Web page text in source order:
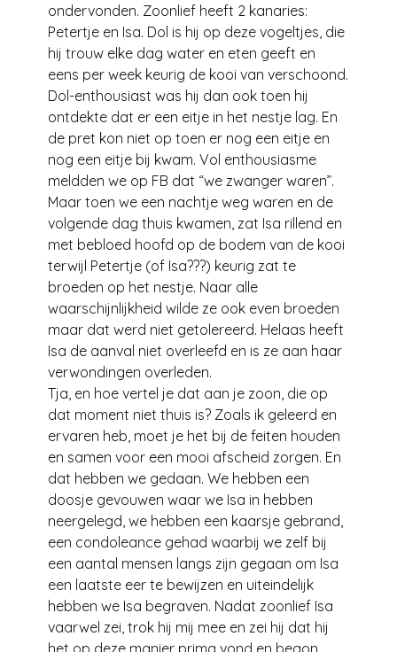
ondervonden. Zoonlief heeft 2 kanaries:
Petertje en Isa. Dol is hij op deze vogeltjes, die
hij trouw elke dag water en eten geeft en
eens per week keurig de kooi van verschoond.
Dol-enthousiast was hij dan ook toen hij
ontdekte dat er een eitje in het nestje lag. En
de pret kon niet op toen er nog een eitje en
nog een eitje bij kwam. Vol enthousiasme
meldden we op FB dat “we zwanger waren”.
Maar toen we een nachtje weg waren en de
volgende dag thuis kwamen, zat Isa rillend en
met bebloed hoofd op de bodem van de kooi
terwijl Petertje (of Isa???) keurig zat te
broeden op het nestje. Naar alle
waarschijnlijkheid wilde ze ook even broeden
maar dat werd niet getolereerd. Helaas heeft
Isa de aanval niet overleefd en is ze aan haar
verwondingen overleden.
Tja, en hoe vertel je dat aan je zoon, die op
dat moment niet thuis is? Zoals ik geleerd en
ervaren heb, moet je het bij de feiten houden
en samen voor een mooi afscheid zorgen. En
dat hebben we gedaan. We hebben een
doosje gevouwen waar we Isa in hebben
neergelegd, we hebben een kaarsje gebrand,
een condoleance gehad waarbij we zelf bij
een aantal mensen langs zijn gegaan om Isa
een laatste eer te bewijzen en uiteindelijk
hebben we Isa begraven. Nadat zoonlief Isa
vaarwel zei, trok hij mij mee en zei hij dat hij
het op deze manier prima vond en begon